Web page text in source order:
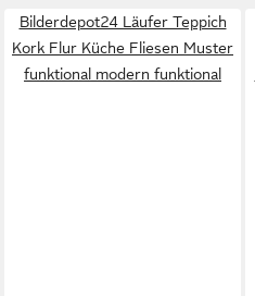
Bilderdepot24 Läufer Teppich
Kork Flur Küche Fliesen Muster
funktional modern funktional